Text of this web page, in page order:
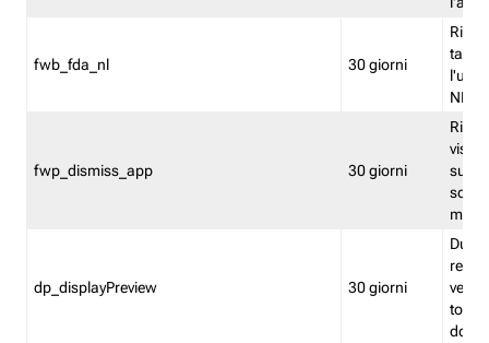
fwb_fda_nl 30 giorni
NL
fwp_dismiss_app 30 giorni
visto
dp_displayPreview 30 giorni
torna
dopo